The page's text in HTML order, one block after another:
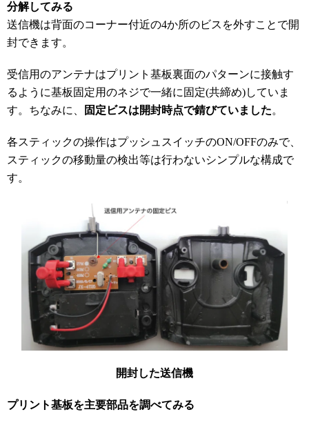
分解してみる
送信機は背面のコーナー付近の4か所のビスを外すことで開
封できます。
受信用のアンテナはプリント基板裏面のパターンに接触す
るように基板固定用のネジで一緒に固定(共締め)していま
す。ちなみに、
固定ビスは開封時点で錆びていました。
各スティックの操作はプッシュスイッチのON/OFFのみで、
スティックの移動量の検出等は行わないシンプルな構成で
す。
開封した送信機
プリント基板を主要部品を調べてみる